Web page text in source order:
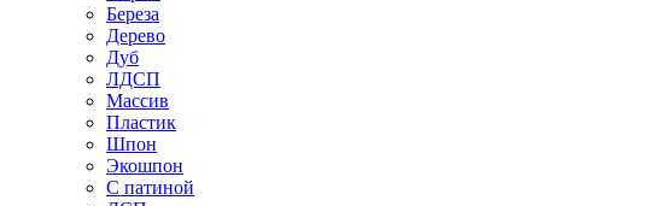
Береза
Дерево
Дуб
ЛДСП
Массив
Пластик
Шпон
Экошпон
С патиной